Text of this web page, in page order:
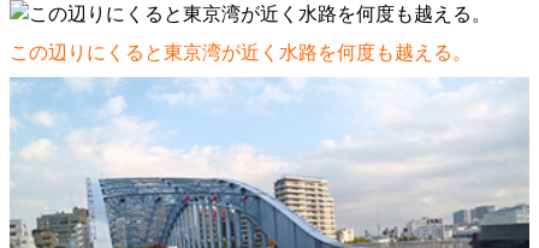
この辺りにくると東京湾が近く水路を何度も越える。